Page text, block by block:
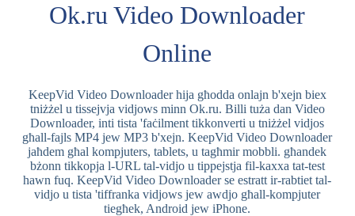
Ok.ru Video Downloader
Online
KeepVid Video Downloader hija għodda onlajn b'xejn biex
tniżżel u tissejvja vidjows minn Ok.ru. Billi tuża dan Video
Downloader, inti tista 'faċilment tikkonverti u tniżżel vidjos
għall-fajls MP4 jew MP3 b'xejn. KeepVid Video Downloader
jaħdem għal kompjuters, tablets, u tagħmir mobbli. għandek
bżonn tikkopja l-URL tal-vidjo u tippejstja fil-kaxxa tat-test
hawn fuq. KeepVid Video Downloader se estratt ir-rabtiet tal-
vidjo u tista 'tiffranka vidjows jew awdjo għall-kompjuter
tiegħek, Android jew iPhone.